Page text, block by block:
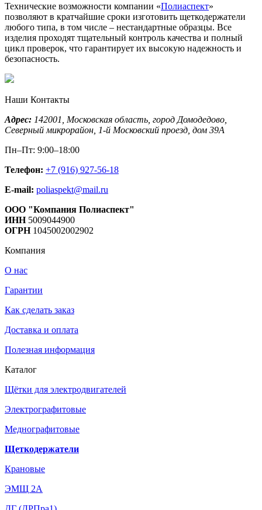
Технические возможности компании «Полиаспект»
позволяют в кратчайшие сроки изготовить щеткодержатели
любого типа, в том числе – нестандартные образцы. Все
изделия проходят тщательный контроль качества и полный
цикл проверок, что гарантирует их высокую надежность и
безопасность.
Наши Контакты
Адрес: 142001, Московская область, город Домодедово
Северный микрорайон, 1-й Московский проезд, дом 39А
Пн–Пт: 9:00–18:00
Телефон: +7 (916) 927-56-18
E-mail: poliaspekt@mail.ru
ООО "Компания Полиаспект"
ИНН5009044900
ОГРН 1045002002902
Компания
О нас
Гарантии
Как сделать заказ
Доставка и оплата
Полезная информация
Каталог
Щётки для электродвигателей
Электрографитовые
Меднографитовые
Щеткодержатели
Крановые
ЭМЩ 2А